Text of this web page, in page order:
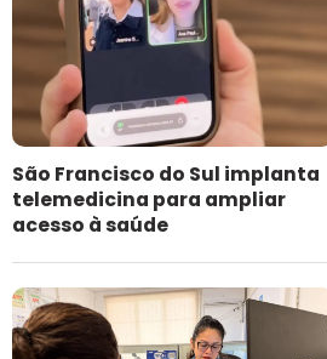
São Francisco do Sul implanta
telemedicina para ampliar
acesso à saúde